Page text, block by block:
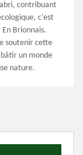
contribuant
c'est
Brionnais.
soutenir cette
un monde
nature.